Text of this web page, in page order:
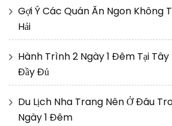
Gợi Ý Các Quán Ăn Ngon Không
Hải
Hành Trình 2 Ngày 1 Đêm Tại Tây
Đầy Đủ
Du Lịch Nha Trang Nên Ở Đâu
Ngày 1 Đêm